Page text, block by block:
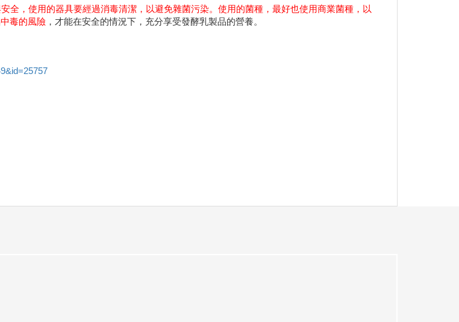
全，使用的器具要經過消毒清潔，以避免雜菌污染。使用的菌種，最好也使用商業菌種，以
毒的風險 ，才能在安全的情況下，充分享受發酵乳製品的營養。